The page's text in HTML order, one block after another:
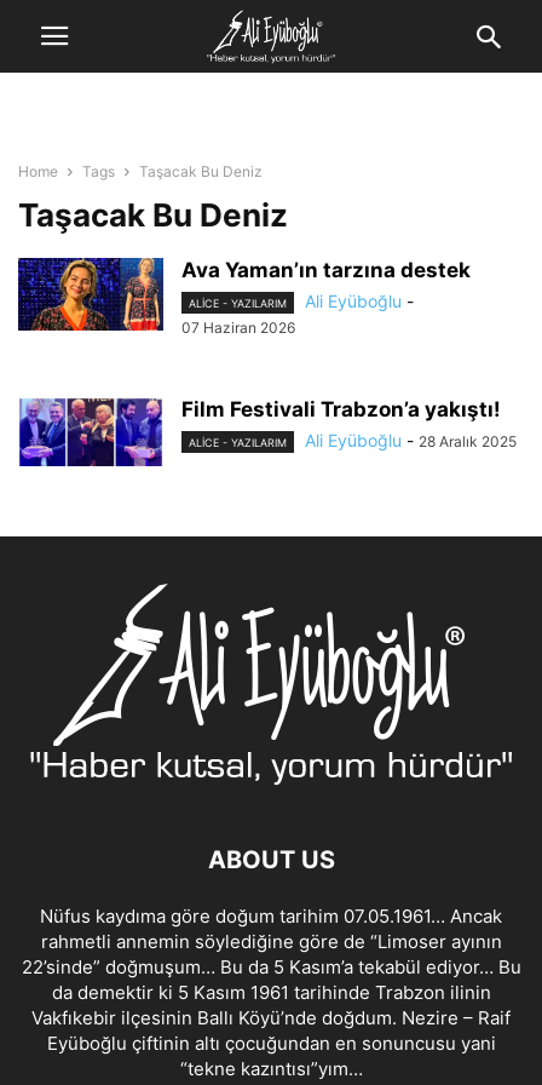
Home Tags Taşacak Bu Deniz
Taşacak Bu Deniz
Ava Yaman’ın tarzına destek
ALİCE - YAZILARIM Ali Eyüboğlu -
07 Haziran 2026
Film Festivali Trabzon’a yakıştı!
ALİCE - YAZILARIM Ali Eyüboğlu - 28 Aralık 2025
ABOUT US
Nüfus kaydıma göre doğum tarihim 07.05.1961… Ancak
rahmetli annemin söylediğine göre de “Limoser ayının
22’sinde” doğmuşum… Bu da 5 Kasım’a tekabül ediyor… Bu
da demektir ki 5 Kasım 1961 tarihinde Trabzon ilinin
Vakfıkebir ilçesinin Ballı Köyü’nde doğdum. Nezire – Raif
Eyüboğlu çiftinin altı çocuğundan en sonuncusu yani
“tekne kazıntısı”yım…